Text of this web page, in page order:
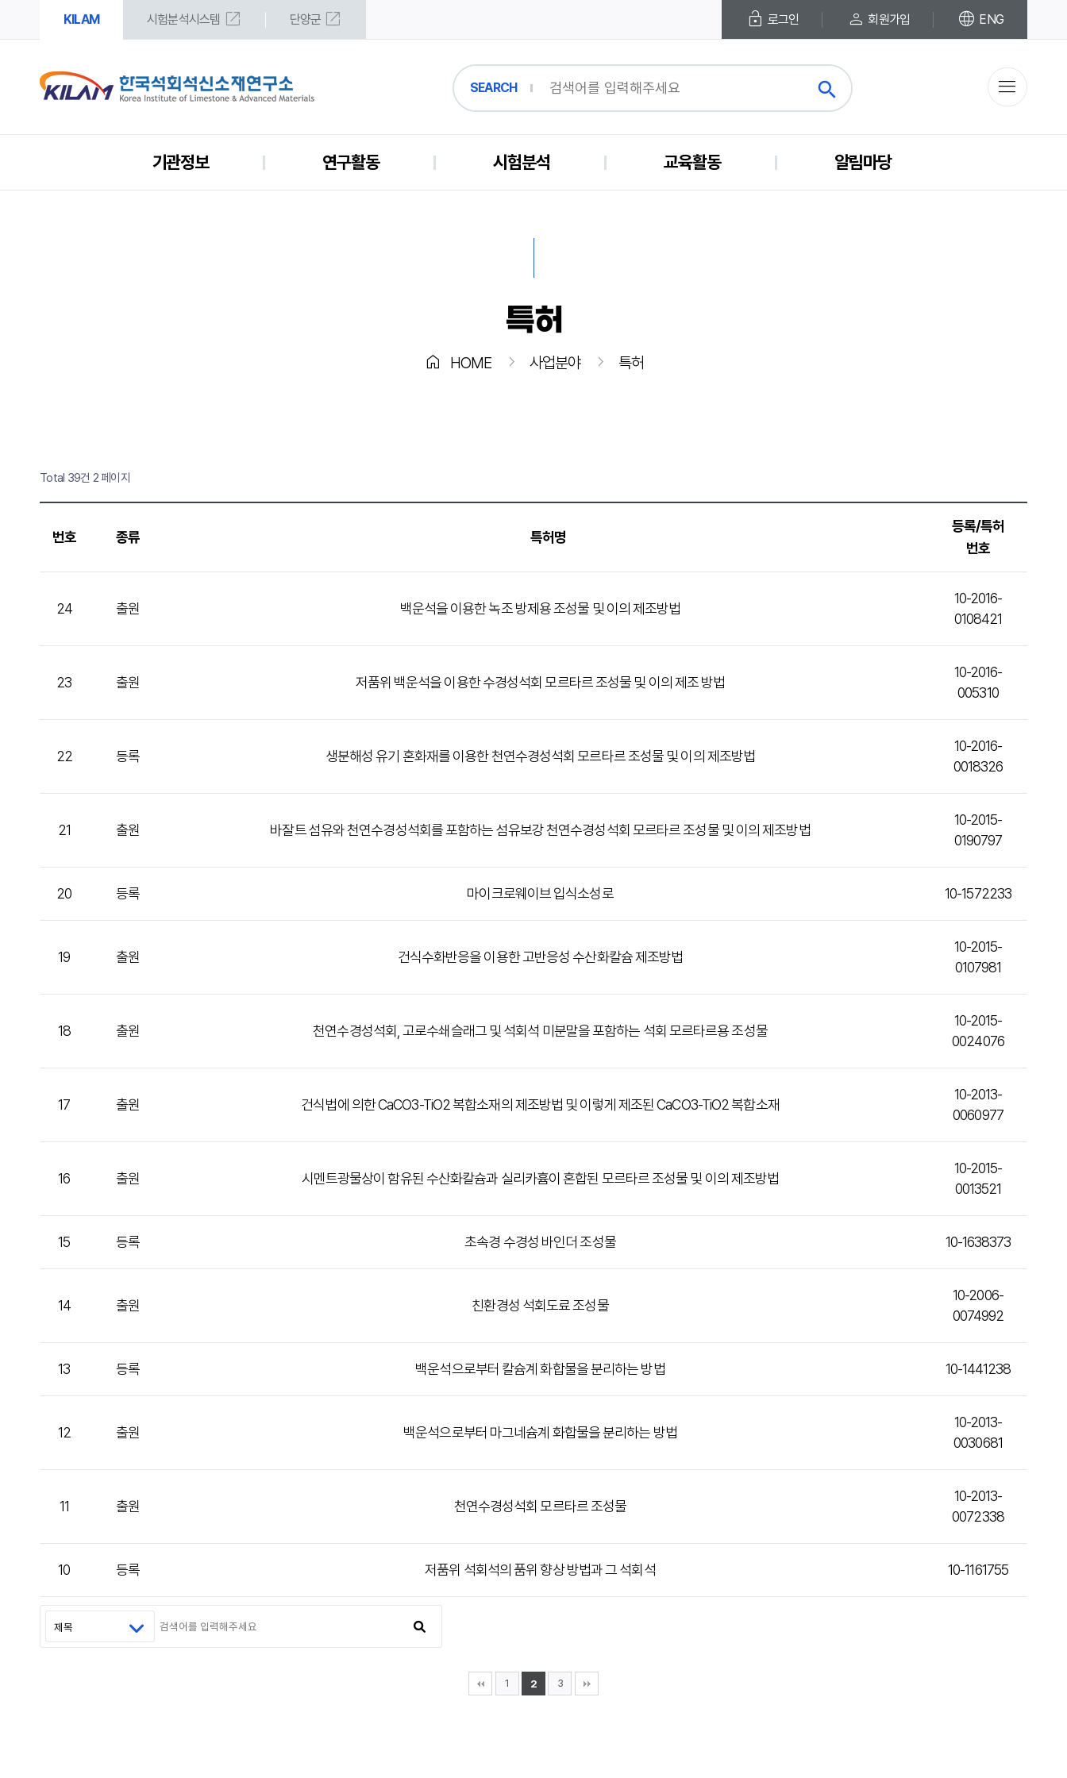
KILAM 시험분석시스템 open_in_new 단양군 open_in_new lock_open 로그인 person 회원가입 language ENG
SEARCH search
menu
기관정보 연구활동 시험분석 교육활동 알림마당
특허
home HOME chevron_right 사업분야 chevron_right 특허
Total 39건 2 페이지
번호 종류 특허명
등록/특허
번호
24 출원 백운석을 이용한 녹조 방제용 조성물 및 이의 제조방법
10-2016-
0108421
23 출원 저품위 백운석을 이용한 수경성석회 모르타르 조성물 및 이의 제조 방법
10-2016-
005310
22 등록 생분해성 유기 혼화재를 이용한 천연수경성석회 모르타르 조성물 및 이의 제조방법
10-2016-
0018326
21 출원 바잘트 섬유와 천연수경성석회를 포함하는 섬유보강 천연수경성석회 모르타르 조성물 및 이의 제조방법
10-2015-
0190797
20 등록 마이크로웨이브 입식소성로 10-1572233
19 출원 건식수화반응을 이용한 고반응성 수산화칼슘 제조방법
10-2015-
0107981
18 출원 천연수경성석회, 고로수쇄슬래그 및 석회석 미분말을 포함하는 석회 모르타르용 조성물
10-2015-
0024076
17 출원 건식법에 의한 CaCO3-TiO2 복합소재의 제조방법 및 이렇게 제조된 CaCO3-TiO2 복합소재
10-2013-
0060977
16 출원 시멘트광물상이 함유된 수산화칼슘과 실리카흄이 혼합된 모르타르 조성물 및 이의 제조방법
10-2015-
0013521
15 등록 초속경 수경성 바인더 조성물 10-1638373
14 출원 친환경성 석회도료 조성물
10-2006-
0074992
13 등록 백운석으로부터 칼슘계 화합물을 분리하는 방법 10-1441238
12 출원 백운석으로부터 마그네슘계 화합물을 분리하는 방법
10-2013-
0030681
11 출원 천연수경성석회 모르타르 조성물
10-2013-
0072338
10 등록 저품위 석회석의 품위 향상 방법과 그 석회석 10-1161755
1 2 3